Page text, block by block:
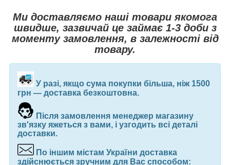
Ми доставляємо наші товари якомога
швидше, зазвичай це займає 1-3 доби з
моменту замовлення, в залежності від
товару.
У разі, якщо сума покупки більша, ніж 1500
грн ― доставка безкоштовна.
Після замовлення менеджер магазину
зв'язку яжеться з вами, і узгодить всі деталі
доставки.
По іншим містам України доставка
здійснюється зручним для Вас способом: